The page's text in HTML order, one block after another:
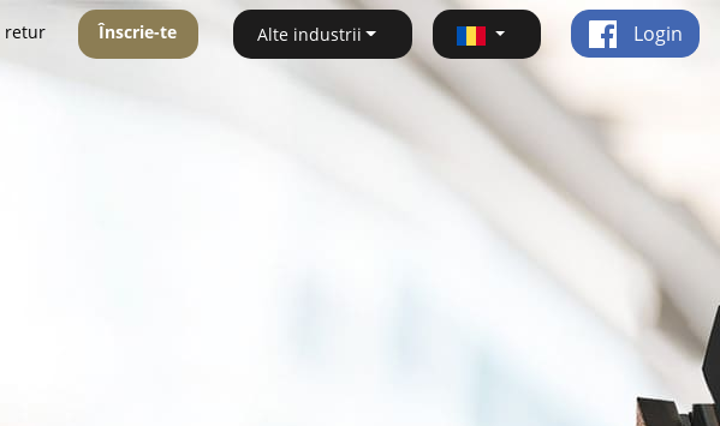
retur Înscrie-te Alte industrii Login